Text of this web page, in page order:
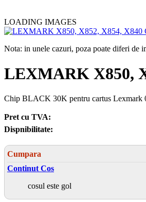
LOADING IMAGES
Nota: in unele cazuri, poza poate diferi de
LEXMARK X850,
Chip BLACK 30K pentru cartus
Pret cu TVA:
Dispnibilitate:
Cumpara
Continut Cos
cosul este gol